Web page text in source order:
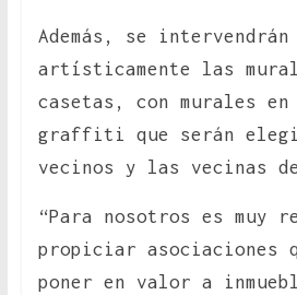
Además, se intervendrán
artísticamente las
casetas, con murales
graffiti que serán
vecinos y las vecinas
“Para nosotros es muy
propiciar asociaciones
poner en valor a